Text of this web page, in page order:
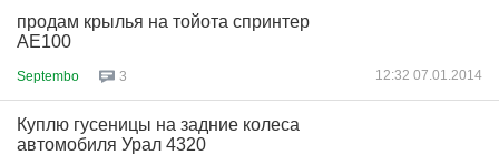
продам крылья на тойота спринтер
AE100
Septembo 3 12:32 07.01.2014
Куплю гусеницы на задние колеса
автомобиля Урал 4320